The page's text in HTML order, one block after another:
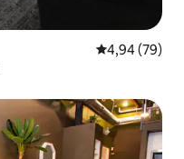
Gemiddelde
4,94 (79)